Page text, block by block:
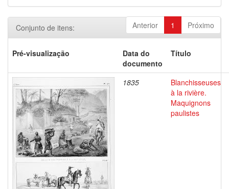
Anterior 1 Próximo
Conjunto de itens:
Pré-visualização
Data do
documento
Título
1835
Blanchisseuses
à la rivière.
Maquignons
paulistes